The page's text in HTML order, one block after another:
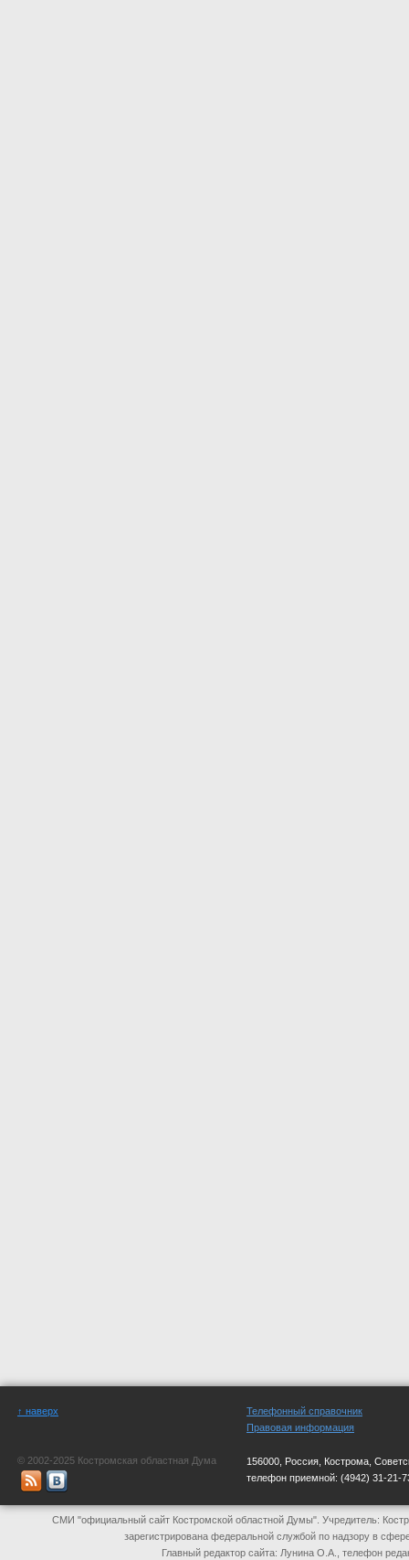
↑ наверх
© 2002-2025 Костромская областная Дума
Телефонный справочник
Правовая информация
156000, Россия, Кострома,
телефон приемной: (4942) 31-21-
СМИ "официальный сайт Костромской областной Думы". Учредитель:
зарегистрирована федеральной службой по надзору в
Главный редактор сайта: Лунина О.А., телефон